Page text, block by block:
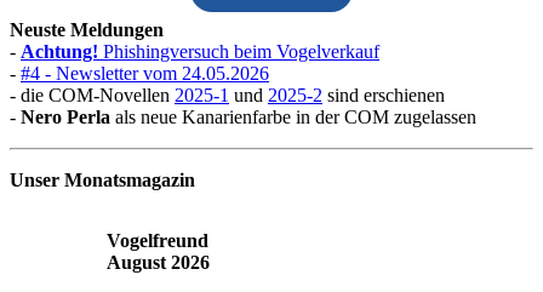
Neuste Meldungen
- Achtung! Phishingversuch beim Vogelverkauf
- #4 - Newsletter vom 24.05.2026
- die COM-Novellen 2025-1 und 2025-2 sind erschienen
- Nero Perla als neue Kanarienfarbe in der COM zugelassen
Unser Monatsmagazin
Vogelfreund
August 2026